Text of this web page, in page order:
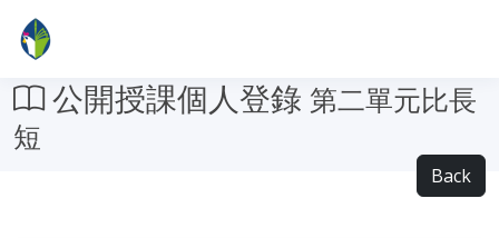
公開授課個人登錄 第二單元比長
短
Back